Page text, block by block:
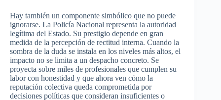
Hay también un componente simbólico que no puede
ignorarse. La Policía Nacional representa la autoridad
legítima del Estado. Su prestigio depende en gran
medida de la percepción de rectitud interna. Cuando la
sombra de la duda se instala en los niveles más altos, el
impacto no se limita a un despacho concreto. Se
proyecta sobre miles de profesionales que cumplen su
labor con honestidad y que ahora ven cómo la
reputación colectiva queda comprometida por
decisiones políticas que consideran insuficientes o